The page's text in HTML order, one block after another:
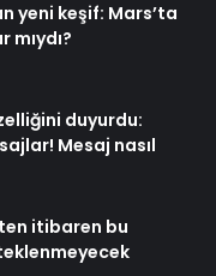
yeni keşif: Mars’ta
duyurdu:
Mesaj nasıl
itibaren bu